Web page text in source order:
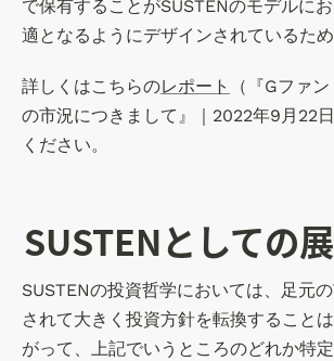
で保有することがSUSTENのモデルに
適となるようにデザインされているため
詳しくはこちらのレポート
（『Gファ
の市況につきまして』｜2022年9月22
ください。
SUSTENとしての
SUSTENの投資哲学においては、足元
されて大きく投資方針を転換すること
がって、上記でいうところのどれか特